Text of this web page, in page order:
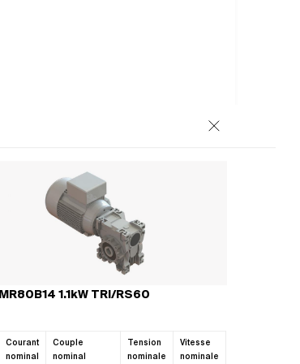
MR80B14 1.1kW TRI/RS60
Courant
nominal
Couple
nominal
Tension
nominale
Vitesse
nominale